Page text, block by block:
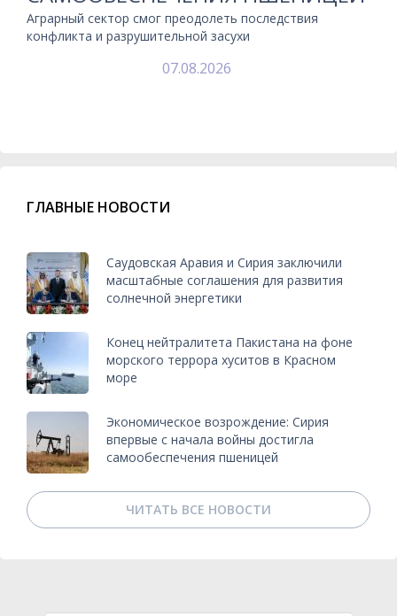
Аграрный сектор смог преодолеть последствия
конфликта и разрушительной засухи
07.08.2026
ГЛАВНЫЕ НОВОСТИ
Саудовская Аравия и Сирия заключили
масштабные соглашения для развития
солнечной энергетики
Конец нейтралитета Пакистана на фоне
морского террора хуситов в Красном
море
Экономическое возрождение: Сирия
впервые с начала войны достигла
самообеспечения пшеницей
ЧИТАТЬ ВСЕ НОВОСТИ